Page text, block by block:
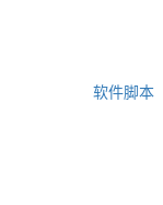
软件脚本